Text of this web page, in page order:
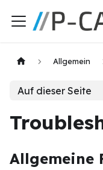
Allgemein
Auf dieser Seite
Allgemeine